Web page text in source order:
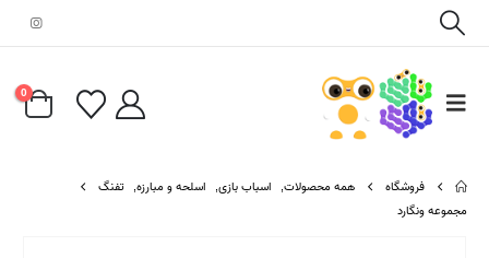
0
فروشگاه همه محصولات, اسباب بازی, اسلحه و مبارزه, تفنگ
مجموعه ونگارد